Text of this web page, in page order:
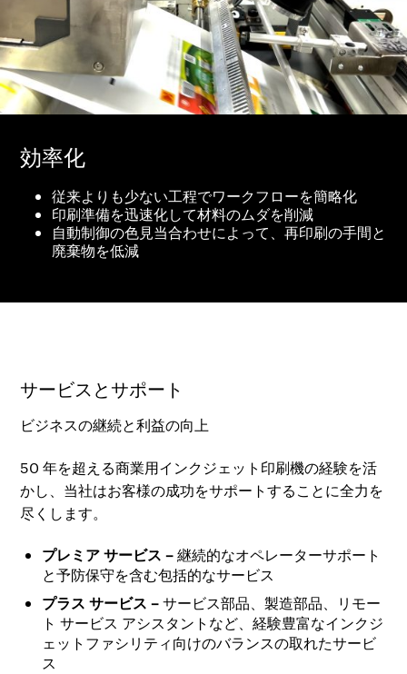
効率化
従来よりも少ない工程でワークフローを簡略化
印刷準備を迅速化して材料のムダを削減
自動制御の色見当合わせによって、再印刷の手間と
廃棄物を低減
サービスとサポート
ビジネスの継続と利益の向上
50 年を超える商業用インクジェット印刷機の経験を活
かし、当社はお客様の成功をサポートすることに全力を
尽くします。
プレミア サービス –継続的なオペレーターサポート
と予防保守を含む包括的なサービス
プラス サービス– サービス部品、製造部品、リモー
ト サービス アシスタントなど、経験豊富なインクジ
ェットファシリティ向けのバランスの取れたサービ
ス